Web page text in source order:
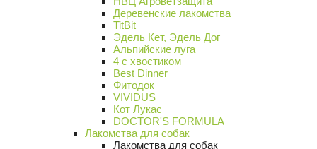
Деревенские лакомства
TitBit
Эдель Кет, Эдель Дог
Альпийские луга
4 с хвостиком
Best Dinner
Фитодок
VIVIDUS
Кот Лукас
DOCTOR'S FORMULA
Лакомства для собак
Лакомства для собак